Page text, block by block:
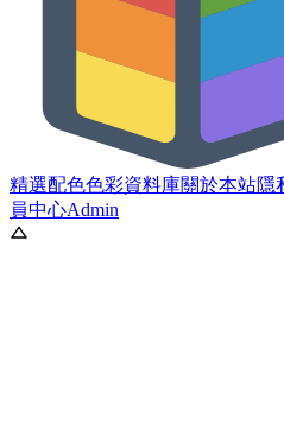
精選配色色彩資料庫關於本站隱
員中心Admin